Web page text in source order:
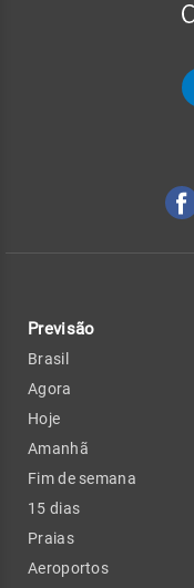
Previsão
Brasil
Agora
Hoje
Amanhã
Fim de semana
15 dias
Praias
Aeroportos